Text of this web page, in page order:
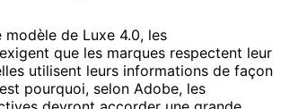
modèle de Luxe 4.0, les
que les marques respectent leur
utilisent leurs informations de façon
pourquoi, selon Adobe, les